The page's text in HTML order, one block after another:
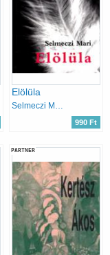
Elölüla
Selmeczi Mari
990 Ft
PARTNER